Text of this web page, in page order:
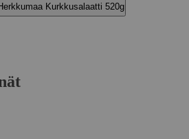
Kurkkusalaatti 520g